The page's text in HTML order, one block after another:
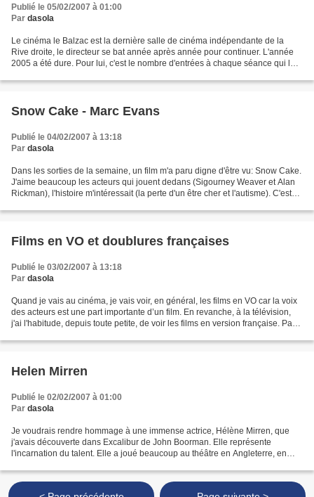
Publié le 05/02/2007 à 01:00
Par dasola
Le cinéma le Balzac est la dernière salle de cinéma indépendante de la
Rive droite, le directeur se bat année après année pour continuer. L'année
2005 a été dure. Pour lui, c'est le nombre d'entrées à chaque séance qui lui
Snow Cake - Marc Evans
Publié le 04/02/2007 à 13:18
Par dasola
Dans les sorties de la semaine, un film m'a paru digne d'être vu: Snow Cake.
J'aime beaucoup les acteurs qui jouent dedans (Sigourney Weaver et Alan
Rickman), l'histoire m'intéressait (la perte d'un être cher et l'autisme). C'est
Films en VO et doublures françaises
Publié le 03/02/2007 à 13:18
Par dasola
Quand je vais au cinéma, je vais voir, en général, les films en VO car la voix
des acteurs est une part importante d’un film. En revanche, à la télévision,
j'ai l'habitude, depuis toute petite, de voir les films en version française. Par
Helen Mirren
Publié le 02/02/2007 à 01:00
Par dasola
Je voudrais rendre hommage à une immense actrice, Hélène Mirren, que
j'avais découverte dans Excalibur de John Boorman. Elle représente
l'incarnation du talent. Elle a joué beaucoup au théâtre en Angleterre, en